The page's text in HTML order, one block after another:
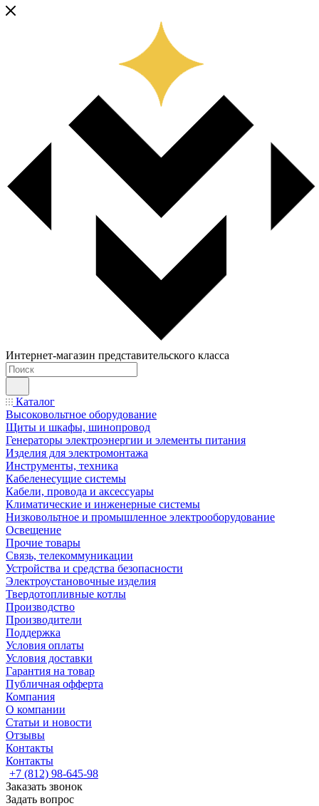
Интернет-магазин представительского класса
Каталог
Высоковольтное оборудование
Щиты и шкафы, шинопровод
Генераторы электроэнергии и элементы питания
Изделия для электромонтажа
Инструменты, техника
Кабеленесущие системы
Кабели, провода и аксессуары
Климатические и инженерные системы
Низковольтное и промышленное электрооборудование
Освещение
Прочие товары
Связь, телекоммуникации
Устройства и средства безопасности
Электроустановочные изделия
Твердотопливные котлы
Производство
Производители
Поддержка
Условия оплаты
Условия доставки
Гарантия на товар
Публичная офферта
Компания
О компании
Статьи и новости
Отзывы
Контакты
Контакты
+7 (812) 98-645-98
Заказать звонок
Задать вопрос